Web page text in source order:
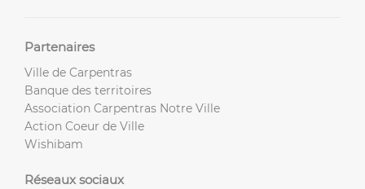
Partenaires
Ville de Carpentras
Banque des territoires
Association Carpentras Notre Ville
Action Coeur de Ville
Wishibam
Réseaux sociaux